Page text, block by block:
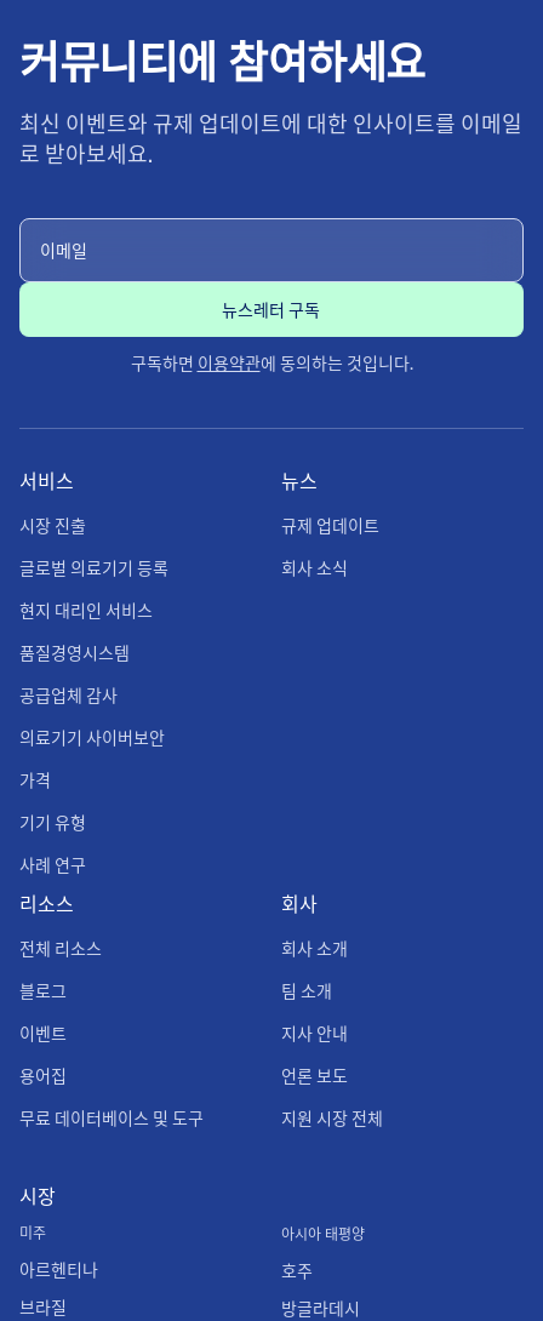
커뮤니티에 참여하세요
최신 이벤트와 규제 업데이트에 대한 인사이트를 이메일
로 받아보세요.
구독하면 이용약관에 동의하는 것입니다.
뉴스
규제 업데이트
회사 소식
서비스
시장 진출
글로벌 의료기기 등록
현지 대리인 서비스
품질경영시스템
공급업체 감사
의료기기 사이버보안
가격
기기 유형
사례 연구
리소스
전체 리소스
블로그
이벤트
용어집
무료 데이터베이스 및 도구
회사
회사 소개
팀 소개
지사 안내
언론 보도
지원 시장 전체
시장
미주
아르헨티나
브라질
아시아 태평양
호주
방글라데시